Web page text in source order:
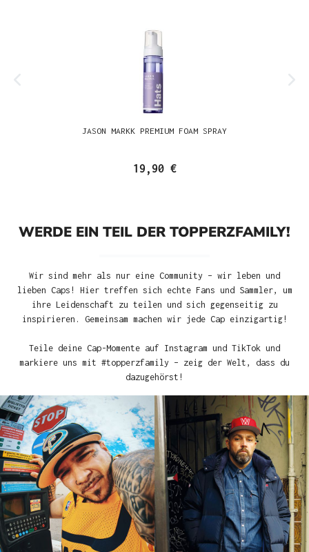
JASON MARKK PREMIUM FOAM SPRAY
19,90 €
WERDE EIN TEIL DER TOPPERZFAMILY!
Wir sind mehr als nur eine Community – wir leben und
lieben Caps! Hier treffen sich echte Fans und Sammler, um
ihre Leidenschaft zu teilen und sich gegenseitig zu
inspirieren. Gemeinsam machen wir jede Cap einzigartig!
Teile deine Cap-Momente auf Instagram und TikTok und
markiere uns mit #topperzfamily – zeig der Welt, dass du
dazugehörst!